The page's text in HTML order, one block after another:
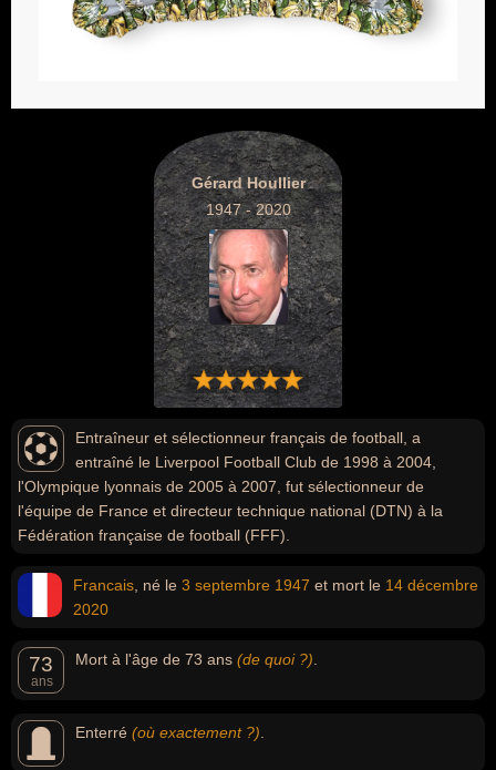
Gérard Houllier
1947 - 2020
Entraîneur et sélectionneur français de football, a
entraîné le Liverpool Football Club de 1998 à 2004,
l'Olympique lyonnais de 2005 à 2007, fut sélectionneur de
l'équipe de France et directeur technique national (DTN) à la
Fédération française de football (FFF).
Francais , né le 3 septembre 1947 et mort le 14 décembre
2020
73
ans
Mort à l'âge de 73 ans (de quoi ?)
Enterré (où exactement ?)